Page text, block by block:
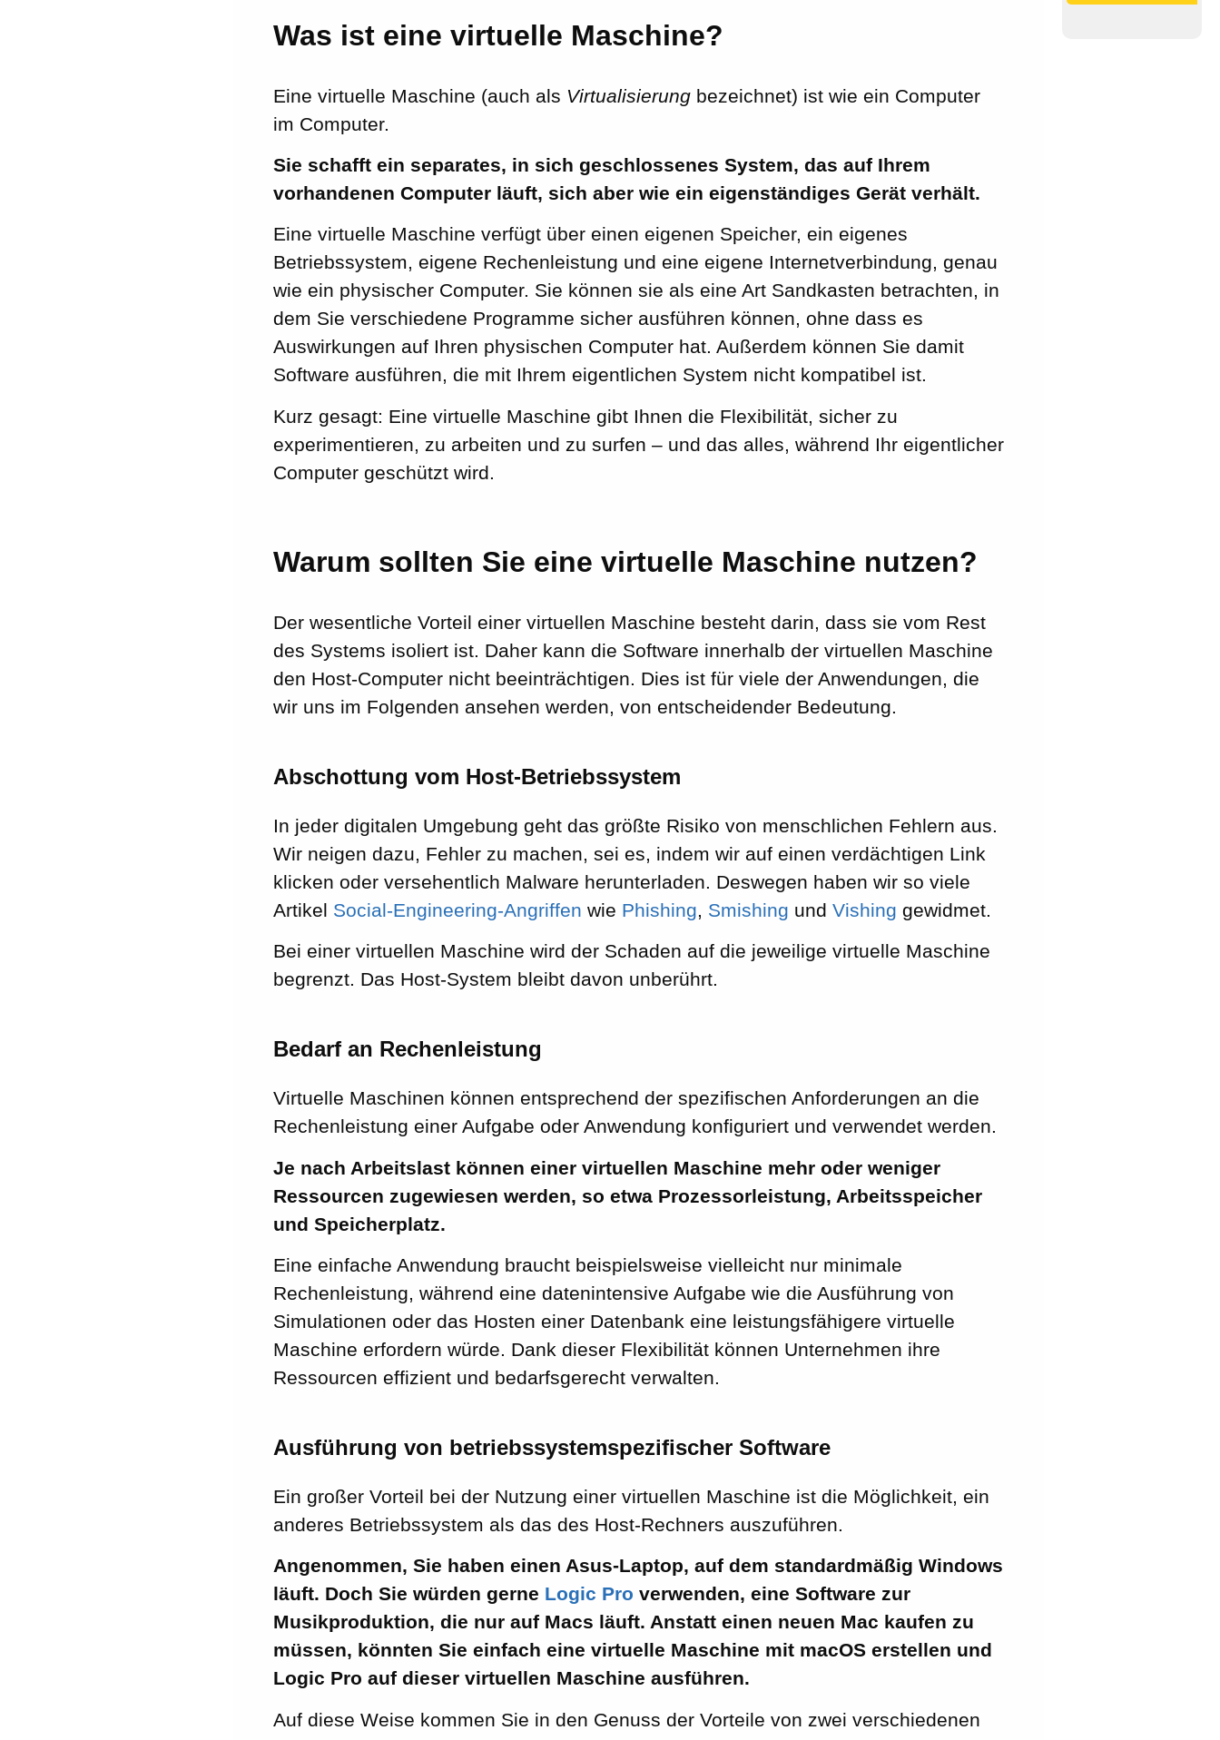
Was ist eine virtuelle Maschine?
Eine virtuelle Maschine (auch als Virtualisierungbezeichnet) ist wie ein Computer
im Computer.
Sie schafft ein separates, in sich geschlossenes System, das auf Ihrem
vorhandenen Computer läuft, sich aber wie ein eigenständiges Gerät verhält.
Eine virtuelle Maschine verfügt über einen eigenen Speicher, ein eigenes
Betriebssystem, eigene Rechenleistung und eine eigene Internetverbindung, genau
wie ein physischer Computer. Sie können sie als eine Art Sandkasten betrachten, in
dem Sie verschiedene Programme sicher ausführen können, ohne dass es
Auswirkungen auf Ihren physischen Computer hat. Außerdem können Sie damit
Software ausführen, die mit Ihrem eigentlichen System nicht kompatibel ist.
Kurz gesagt: Eine virtuelle Maschine gibt Ihnen die Flexibilität, sicher zu
experimentieren, zu arbeiten und zu surfen – und das alles, während Ihr eigentlicher
Computer geschützt wird.
Warum sollten Sie eine virtuelle Maschine nutzen?
Der wesentliche Vorteil einer virtuellen Maschine besteht darin, dass sie vom Rest
des Systems isoliert ist. Daher kann die Software innerhalb der virtuellen Maschine
den Host-Computer nicht beeinträchtigen. Dies ist für viele der Anwendungen, die
wir uns im Folgenden ansehen werden, von entscheidender Bedeutung.
Abschottung vom Host-Betriebssystem
In jeder digitalen Umgebung geht das größte Risiko von menschlichen Fehlern aus.
Wir neigen dazu, Fehler zu machen, sei es, indem wir auf einen verdächtigen Link
klicken oder versehentlich Malware herunterladen. Deswegen haben wir so viele
Artikel Social-Engineering-Angriffen wie Phishing, Smishing und Vishing gewidmet.
Bei einer virtuellen Maschine wird der Schaden auf die jeweilige virtuelle Maschine
begrenzt. Das Host-System bleibt davon unberührt.
Bedarf an Rechenleistung
Virtuelle Maschinen können entsprechend der spezifischen Anforderungen an die
Rechenleistung einer Aufgabe oder Anwendung konfiguriert und verwendet werden.
Je nach Arbeitslast können einer virtuellen Maschine mehr oder weniger
Ressourcen zugewiesen werden, so etwa Prozessorleistung, Arbeitsspeicher
und Speicherplatz.
Eine einfache Anwendung braucht beispielsweise vielleicht nur minimale
Rechenleistung, während eine datenintensive Aufgabe wie die Ausführung von
Simulationen oder das Hosten einer Datenbank eine leistungsfähigere virtuelle
Maschine erfordern würde. Dank dieser Flexibilität können Unternehmen ihre
Ressourcen effizient und bedarfsgerecht verwalten.
Ausführung von betriebssystemspezifischer Software
Ein großer Vorteil bei der Nutzung einer virtuellen Maschine ist die Möglichkeit, ein
anderes Betriebssystem als das des Host-Rechners auszuführen.
Angenommen, Sie haben einen Asus-Laptop, auf dem standardmäßig Windows
läuft. Doch Sie würden gerne Logic Pro verwenden, eine Software zur
Musikproduktion, die nur auf Macs läuft. Anstatt einen neuen Mac kaufen zu
müssen, könnten Sie einfach eine virtuelle Maschine mit macOS erstellen und
Logic Pro auf dieser virtuellen Maschine ausführen.
Auf diese Weise kommen Sie in den Genuss der Vorteile von zwei verschiedenen